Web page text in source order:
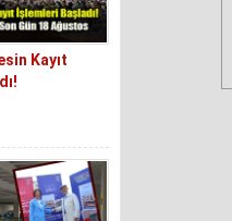
Kayıt